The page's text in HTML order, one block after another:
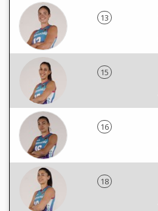
13
15
16
18